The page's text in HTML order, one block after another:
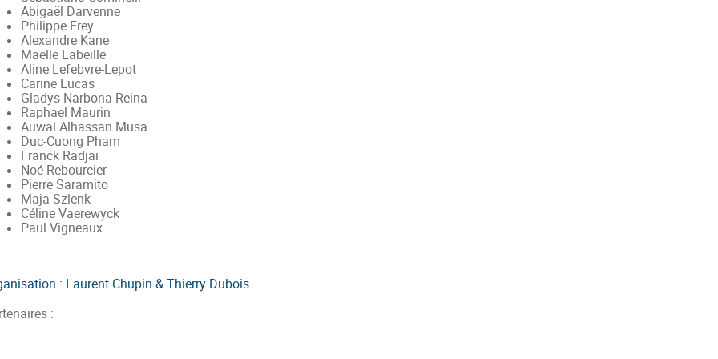
Abigaël Darvenne
Philippe Frey
Alexandre Kane
Maëlle Labeille
Aline Lefebvre-Lepot
Carine Lucas
Gladys Narbona-Reina
Raphael Maurin
Auwal Alhassan Musa
Duc-Cuong Pham
Franck Radjaï
Noé Rebourcier
Pierre Saramito
Maja Szlenk
Céline Vaerewyck
Paul Vigneaux
: Laurent Chupin & Thierry Dubois
: